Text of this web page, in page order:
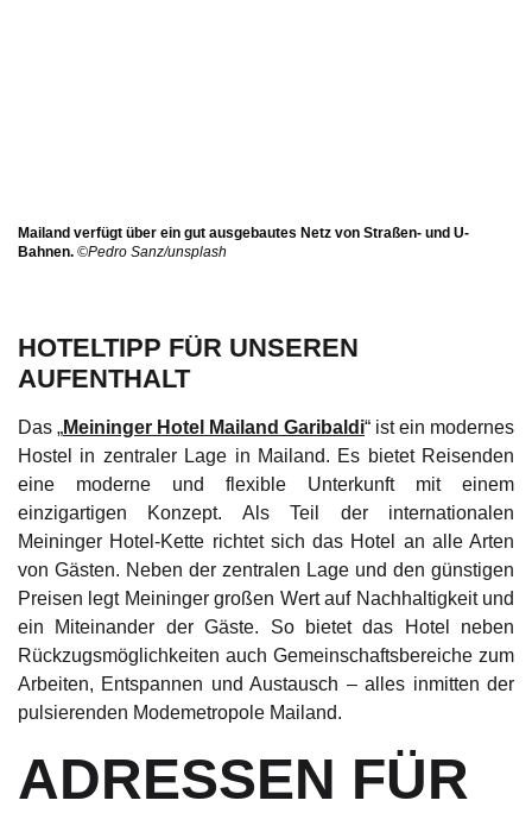
Mailand verfügt über ein gut ausgebautes Netz von Straßen- und U-
Bahnen. ©Pedro Sanz/unsplash
HOTELTIPP FÜR UNSEREN
AUFENTHALT
Das „Meininger Hotel Mailand Garibaldi“ ist ein modernes
Hostel in zentraler Lage in Mailand. Es bietet Reisenden
eine moderne und flexible Unterkunft mit einem
einzigartigen Konzept. Als Teil der internationalen
Meininger Hotel-Kette richtet sich das Hotel an alle Arten
von Gästen. Neben der zentralen Lage und den günstigen
Preisen legt Meininger großen Wert auf Nachhaltigkeit und
ein Miteinander der Gäste. So bietet das Hotel neben
Rückzugsmöglichkeiten auch Gemeinschaftsbereiche zum
Arbeiten, Entspannen und Austausch – alles inmitten der
pulsierenden Modemetropole Mailand.
ADRESSEN FÜR